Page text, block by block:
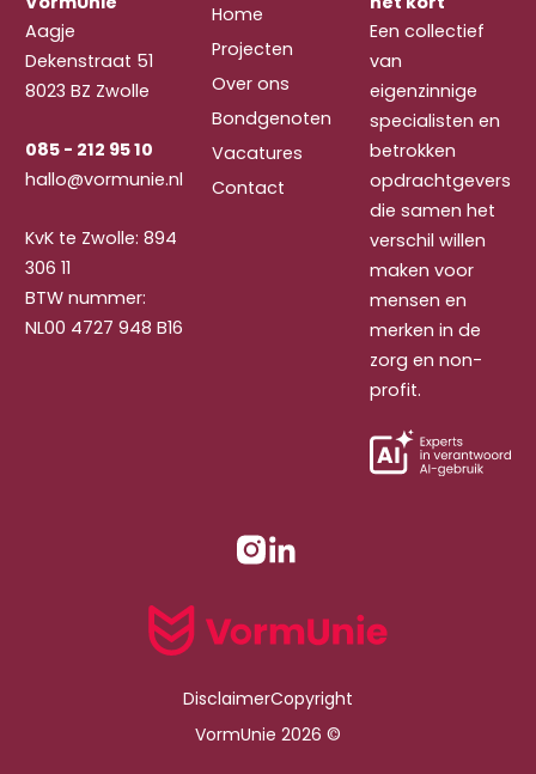
Aagje
Dekenstraat 51
8023 BZ Zwolle
085 - 212 95 10
hallo@vormunie.nl
KvK te Zwolle: 894
306 11
BTW nummer:
NL00 4727 948 B16
Home
Projecten
Over ons
Bondgenoten
Vacatures
Contact
Een collectief
van
eigenzinnige
specialisten en
betrokken
opdrachtgevers
die samen het
verschil willen
maken voor
mensen en
merken in de
zorg en non-
profit.
DisclaimerCopyright
VormUnie 2026 ©